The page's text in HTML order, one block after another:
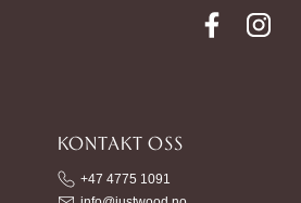
KONTAKT OSS
+47 4775 1091